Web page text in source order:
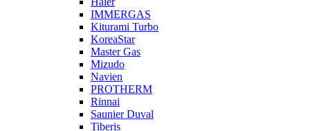
IMMERGAS
Kiturami Turbo
KoreaStar
Master Gas
Mizudo
Navien
PROTHERM
Rinnai
Saunier Duval
Tiberis